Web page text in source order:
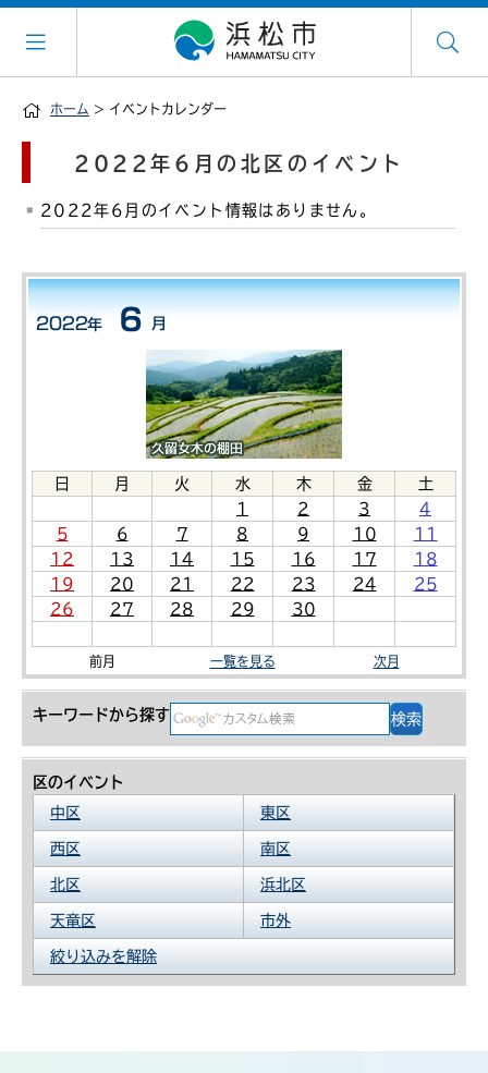
ホーム > イベントカレンダー
日 月 火 水 木 金
土
1
2 3
4
5
6 7 8 9 10
11
12
13 14 15 16 17
18
19
20 21 22 23 24
25
26
27 28 29 30
前月 一覧を見る 次月
キーワードから探す
区のイベント
中区
東区
西区 南区
北区 浜北区
天竜区 市外
絞り込みを解除
2022年6月の北区のイベント
2022年6月のイベント情報はありません。